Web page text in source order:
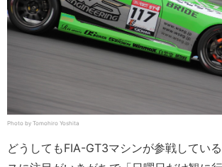
Photo by Tomohiro Yoshita
どうしてもFIA-GT3マシンが参戦してい